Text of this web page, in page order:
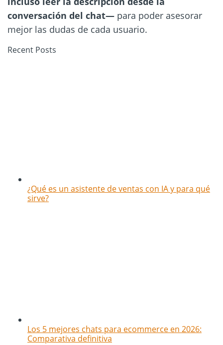
conversación del chat— para poder asesorar
mejor las dudas de cada usuario.
Recent Posts
¿Qué es un asistente de ventas con IA y para qué
sirve?
Los 5 mejores chats para ecommerce en 2026:
Comparativa definitiva